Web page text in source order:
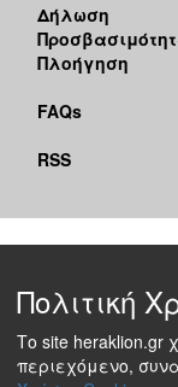
Δήλωση
Πλοήγηση
FAQs
RSS
Πολιτική
Το site heraklion.gr
περιεχόμενο,